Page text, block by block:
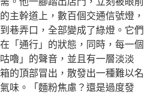
主幹道上，數百個交通信號燈，
巷弄口，全部變成了綠燈。它們
「通行」的狀態，同時，每一個
嚕」的聲音，並且有一層淡淡
的頂部冒出，散發出一種難以名
味。「麵粉焦慮？還是過度發